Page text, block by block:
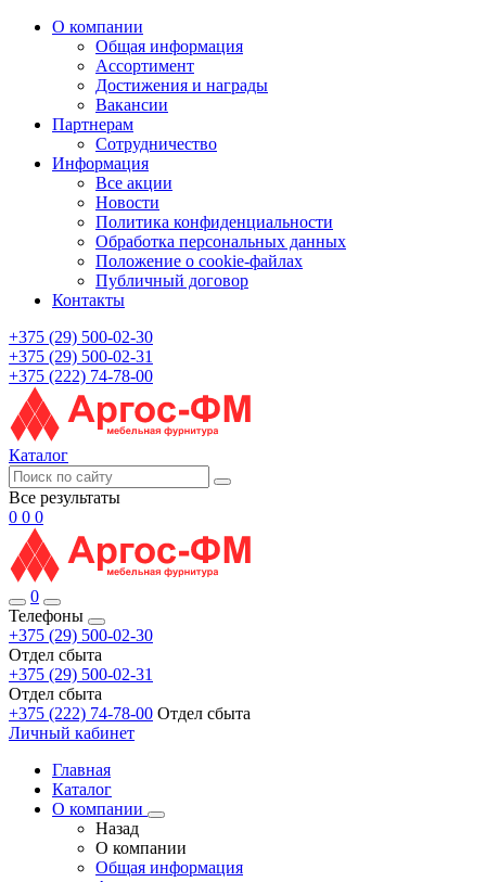
О компании
Общая информация
Ассортимент
Достижения и награды
Вакансии
Партнерам
Сотрудничество
Информация
Все акции
Новости
Политика конфиденциальности
Обработка персональных данных
Положение о cookie-файлах
Публичный договор
Контакты
+375 (29) 500-02-30
+375 (29) 500-02-31
+375 (222) 74-78-00
Каталог
Все результаты
0 0 0
0
Телефоны
+375 (29) 500-02-30
Отдел сбыта
+375 (29) 500-02-31
Отдел сбыта
+375 (222) 74-78-00 Отдел сбыта
Личный кабинет
Главная
Каталог
О компании
Назад
О компании
Общая информация